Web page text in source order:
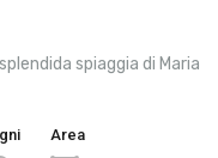
spiaggia di Maria
Area